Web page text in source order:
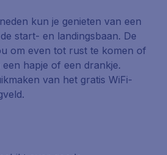
kun je genieten van een
start- en landingsbaan. De
om even tot rust te komen of
hapje of een drankje.
van het gratis WiFi-